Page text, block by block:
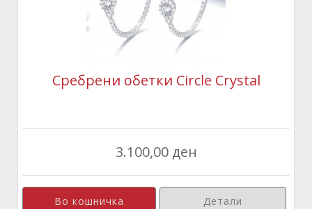
Сребрени обетки Circle Crystal
3.100,00 ден
Детали